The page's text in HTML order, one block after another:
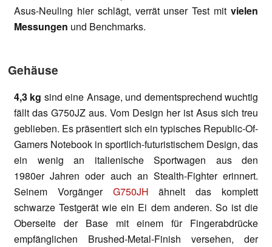
Asus-Neuling hier schlägt, verrät unser Test mit vielen
Messungen und Benchmarks.
Gehäuse
4,3 kg sind eine Ansage, und dementsprechend wuchtig
fällt das G750JZ aus. Vom Design her ist Asus sich treu
geblieben. Es präsentiert sich ein typisches Republic-Of-
Gamers Notebook in sportlich-futuristischem Design, das
ein wenig an italienische Sportwagen aus den
1980er Jahren oder auch an Stealth-Fighter erinnert.
Seinem Vorgänger G750JH ähnelt das komplett
schwarze Testgerät wie ein Ei dem anderen. So ist die
Oberseite der Base mit einem für Fingerabdrücke
empfänglichen Brushed-Metal-Finish versehen, der